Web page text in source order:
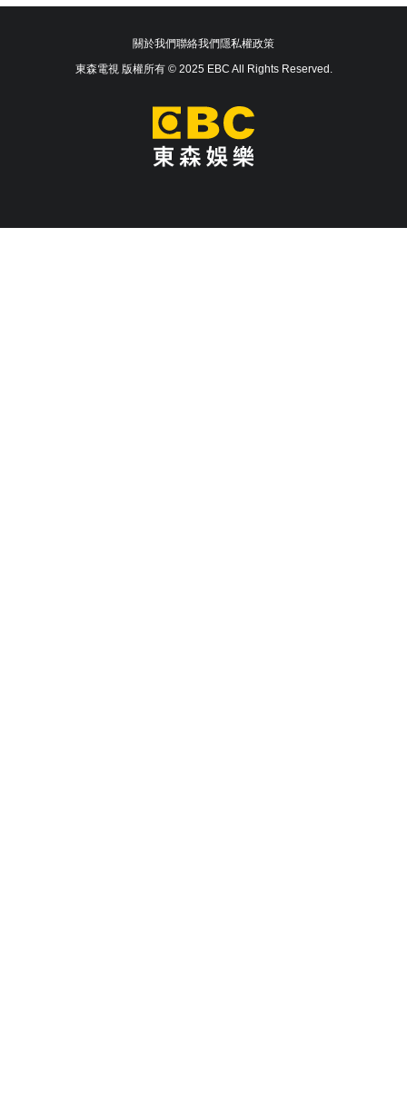
關於我們聯絡我們隱私權政策
東森電視 版權所有 © 2025 EBC All Rights Reserved.